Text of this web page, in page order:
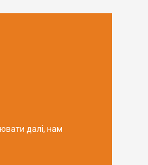
далі, нам